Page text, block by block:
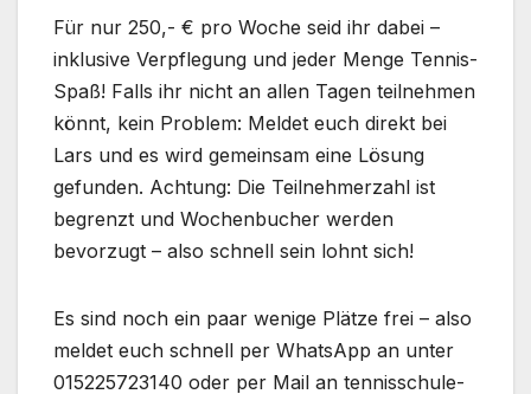
Für nur 250,- € pro Woche seid ihr dabei –
inklusive Verpflegung und jeder Menge Tennis-
Spaß! Falls ihr nicht an allen Tagen teilnehmen
könnt, kein Problem: Meldet euch direkt bei
Lars und es wird gemeinsam eine Lösung
gefunden. Achtung: Die Teilnehmerzahl ist
begrenzt und Wochenbucher werden
bevorzugt – also schnell sein lohnt sich!
Es sind noch ein paar wenige Plätze frei – also
meldet euch schnell per WhatsApp an unter
015225723140 oder per Mail an tennisschule-